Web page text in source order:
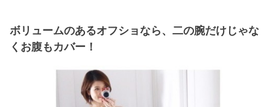
ボリュームのあるオフショなら、二の腕だけじゃな
くお腹もカバー！